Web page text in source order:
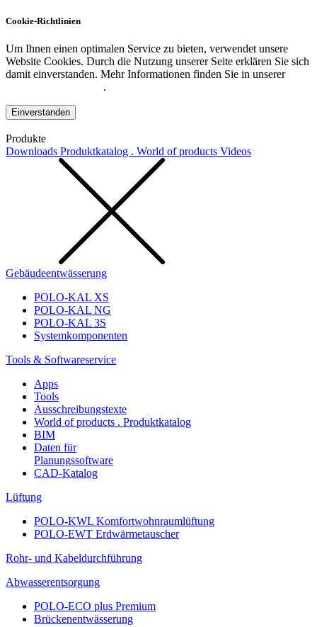
Cookie-Richtlinien
Um Ihnen einen optimalen Service zu bieten, verwendet unsere
Website Cookies. Durch die Nutzung unserer Seite erklären Sie sich
damit einverstanden. Mehr Informationen finden Sie in unserer
.
Einverstanden
Produkte
Downloads Produktkatalog . World of products Videos
Gebäudeentwässerung
POLO-KAL XS
POLO-KAL NG
POLO-KAL 3S
Systemkomponenten
Tools & Softwareservice
Apps
Tools
Ausschreibungstexte
World of products . Produktkatalog
BIM
Daten für
Planungssoftware
CAD-Katalog
Lüftung
POLO-KWL Komfortwohnraumlüftung
POLO-EWT Erdwärmetauscher
Rohr- und Kabeldurchführung
Abwasserentsorgung
POLO-ECO plus Premium
Brückenentwässerung